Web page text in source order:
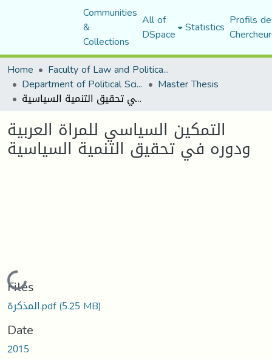
Communities
&
Collections
All of
DSpace Statistics Profils
Home
Faculty of Law and Political Science
Department of Political Sciences Master Thesis
التمكين السياسي للمراة العربية ودوره في تحقيق التنمية السياسية
التمكين السياسي للمراة العربية
ودوره في تحقيق التنمية السياسية
Loading...
Files
المذكرة.pdf(5.25 MB)
Date
2015